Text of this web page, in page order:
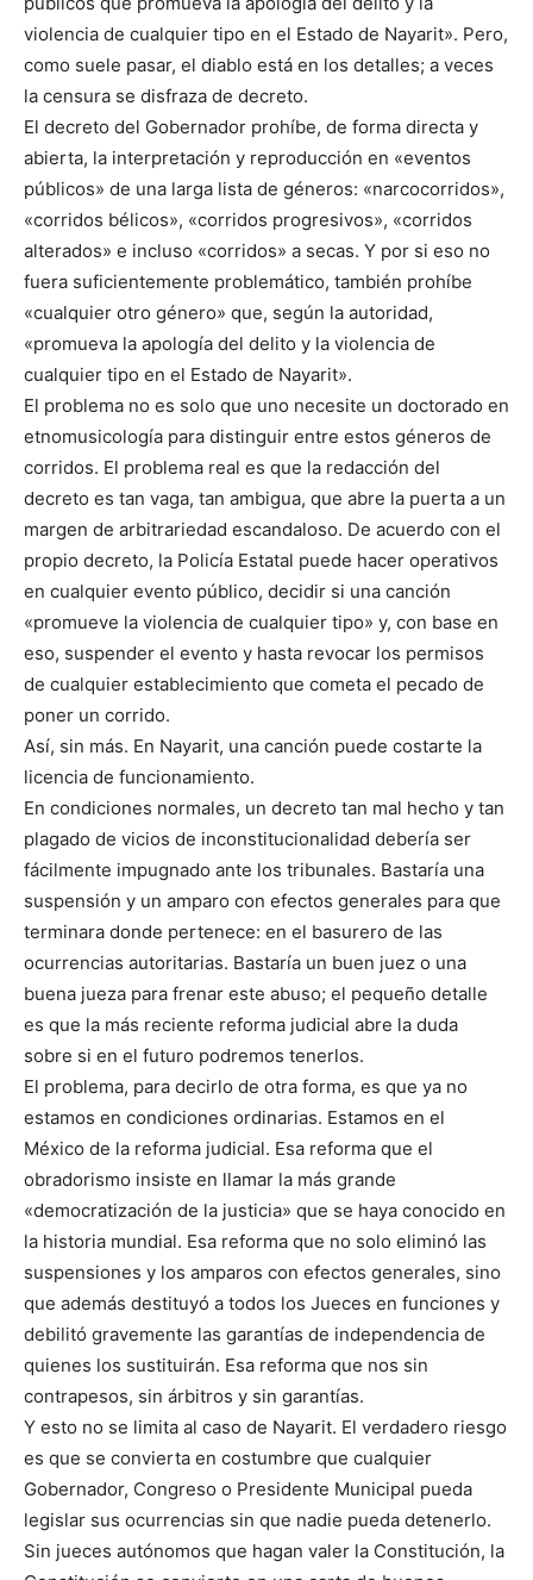
violencia de cualquier tipo en el Estado de Nayarit». Pero,
como suele pasar, el diablo está en los detalles; a veces
la censura se disfraza de decreto.
El decreto del Gobernador prohíbe, de forma directa y
abierta, la interpretación y reproducción en «eventos
públicos» de una larga lista de géneros: «narcocorridos»,
«corridos bélicos», «corridos progresivos», «corridos
alterados» e incluso «corridos» a secas. Y por si eso no
fuera suficientemente problemático, también prohíbe
«cualquier otro género» que, según la autoridad,
«promueva la apología del delito y la violencia de
cualquier tipo en el Estado de Nayarit».
El problema no es solo que uno necesite un doctorado en
etnomusicología para distinguir entre estos géneros de
corridos. El problema real es que la redacción del
decreto es tan vaga, tan ambigua, que abre la puerta a un
margen de arbitrariedad escandaloso. De acuerdo con el
propio decreto, la Policía Estatal puede hacer operativos
en cualquier evento público, decidir si una canción
«promueve la violencia de cualquier tipo» y, con base en
eso, suspender el evento y hasta revocar los permisos
de cualquier establecimiento que cometa el pecado de
poner un corrido.
Así, sin más. En Nayarit, una canción puede costarte la
licencia de funcionamiento.
En condiciones normales, un decreto tan mal hecho y tan
plagado de vicios de inconstitucionalidad debería ser
fácilmente impugnado ante los tribunales. Bastaría una
suspensión y un amparo con efectos generales para que
terminara donde pertenece: en el basurero de las
ocurrencias autoritarias. Bastaría un buen juez o una
buena jueza para frenar este abuso; el pequeño detalle
es que la más reciente reforma judicial abre la duda
sobre si en el futuro podremos tenerlos.
El problema, para decirlo de otra forma, es que ya no
estamos en condiciones ordinarias. Estamos en el
México de la reforma judicial. Esa reforma que el
obradorismo insiste en llamar la más grande
«democratización de la justicia» que se haya conocido en
la historia mundial. Esa reforma que no solo eliminó las
suspensiones y los amparos con efectos generales, sino
que además destituyó a todos los Jueces en funciones y
debilitó gravemente las garantías de independencia de
quienes los sustituirán. Esa reforma que nos sin
contrapesos, sin árbitros y sin garantías.
Y esto no se limita al caso de Nayarit. El verdadero riesgo
es que se convierta en costumbre que cualquier
Gobernador, Congreso o Presidente Municipal pueda
legislar sus ocurrencias sin que nadie pueda detenerlo.
Sin jueces autónomos que hagan valer la Constitución, la